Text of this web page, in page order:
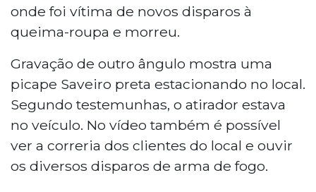
onde foi vítima de novos disparos à
queima-roupa e morreu.
Gravação de outro ângulo mostra uma
picape Saveiro preta estacionando no local.
Segundo testemunhas, o atirador estava
no veículo. No vídeo também é possível
ver a correria dos clientes do local e ouvir
os diversos disparos de arma de fogo.